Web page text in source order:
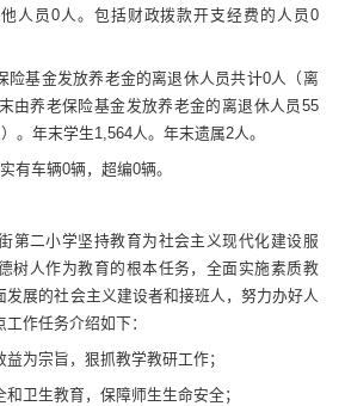
人员0人。包括财政拨款开支经费的人员 0
险基金发放养老金的离退休人员共计0人 （离
由养老保险基金发放养老金的离退休人员 55
）。年末学生1,564人。年末遗属2人。
有车辆0辆，超编0辆。
第二小学坚持教育为社会主义现代化建设服
树人作为教育的根本任务，全面实施素质教
发展的社会主义建设者和接班人，努力办好人
作任务介绍如下：
益为宗旨，狠抓教学教研工作；
和卫生教育，保障师生生命安全；